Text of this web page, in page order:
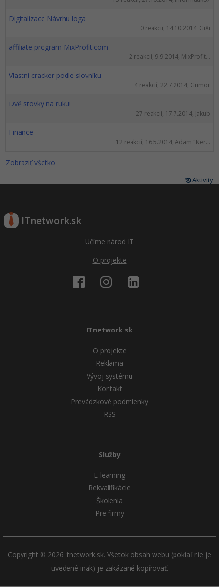
Digitalizace Návrhu loga
0 reakcií, 14.10.2014, GiXi
affiliate program MixProfit.com
2 reakcií, 9.9.2014, MixProfit...
Vlastní cracker podle slovníku
4 reakcií, 22.7.2014, Grimor
Dvě stovky na ruku!
27 reakcií, 17.7.2014, Jakub
Finance
12 reakcií, 16.5.2014, Adam "Ner...
Zobraziť všetko
Aktivity
ITnetwork.sk
Učíme národ IT
O projekte
ITnetwork.sk
O projekte
Reklama
Vývoj systému
Kontakt
Prevádzkové podmienky
RSS
Služby
E-learning
Rekvalifikácie
Školenia
Pre firmy
Copyright © 2026 itnetwork.sk. Všetok obsah webu (pokiaľ nie je
uvedené inak) je zakázané kopírovať.